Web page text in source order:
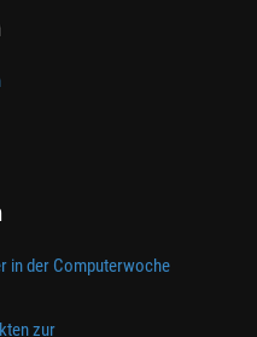
in der Computerwoche
zur